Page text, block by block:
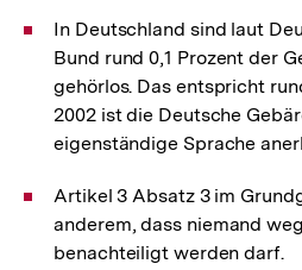
In Deutschland sind laut
Bund rund 0,1 Prozent der
gehörlos. Das entspricht
2002 ist die Deutsche
eigenständige Sprache
Artikel 3 Absatz 3 im
anderem, dass niemand
benachteiligt werden darf.